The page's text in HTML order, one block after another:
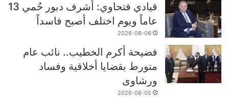
قيادي فتحاوي: أشرف دبور حُمي 13
عاماً ويوم اختلف أصبح فاسداً
2026-08-06
فضيحة أكرم الخطيب.. نائب عام
متورط بقضايا أخلاقية وفساد
ورشاوى
2026-08-05